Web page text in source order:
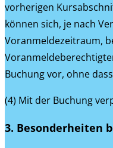
vorherigen
können sich, je nach
Voranmeldezeitraum,
Buchung vor, ohne
(4) Mit der Buchung
3. Besonderheiten